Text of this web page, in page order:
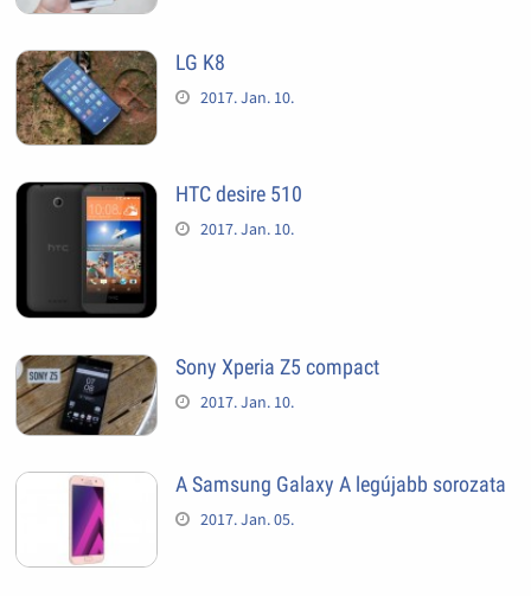
LG K8
2017. Jan. 10.
HTC desire 510
2017. Jan. 10.
Sony Xperia Z5 compact
2017. Jan. 10.
A Samsung Galaxy A legújabb sorozata
2017. Jan. 05.